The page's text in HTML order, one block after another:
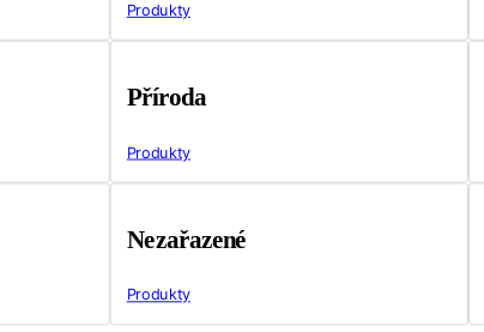
Produkty
Příroda
Produkty
Nezařazené
Produkty